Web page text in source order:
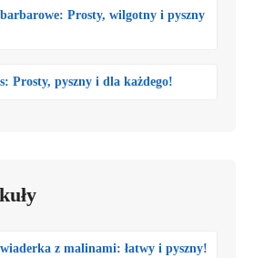
Prosty, wilgotny i pyszny
Prosty, pyszny i dla każdego!
z malinami: łatwy i pyszny!